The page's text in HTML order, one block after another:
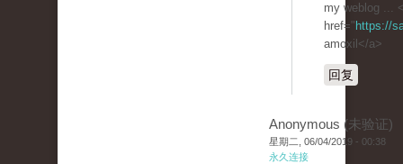
my weblog ...
href=" https://
amoxil</a>
回复
Anonymous (未验证)
星期二, 06/04/2019 - 00:38
永久连接